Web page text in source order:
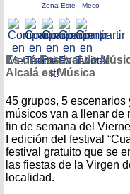
Zona Este - Meco
Es un Festival de
Alcalá es Música
45 grupos, 5 escenarios
músicos van a llenar de
fin de semana del
I edición del festival
festival gratuito que se
las fiestas de la Virgen
localidad.